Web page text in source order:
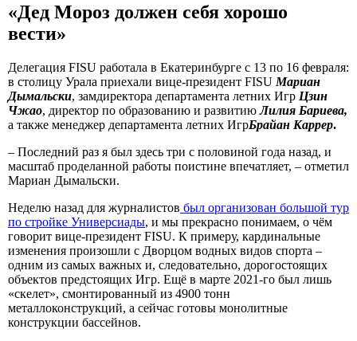
«Дед Мороз должен себя хорошо
вести»
Делегация FISU работала в Екатеринбурге с 13 по 16 февраля:
в столицу Урала приехали вице-президент FISU Мариан
Дымальски, замдиректора департамента летних Игр Цзин
Чжао, директор по образованию и развитиюЛилия Бариева,
а также менеджер департамента летних ИгрБрайан Каррер.
– Последний раз я был здесь три с половиной года назад, и
масштаб проделанной работы поистине впечатляет, – отметил
Мариан Дымальски.
Неделю назад для журналистов был организован большой тур
по стройке Универсиады, и мы прекрасно понимаем, о чём
говорит вице-президент FISU. К примеру, кардинальные
изменения произошли с Дворцом водных видов спорта –
одним из самых важных и, следовательно, дорогостоящих
объектов предстоящих Игр. Ещё в марте 2021-го был лишь
«скелет», смонтированный из 4900 тонн
металлоконструкций, а сейчас готовы монолитные
конструкции бассейнов.